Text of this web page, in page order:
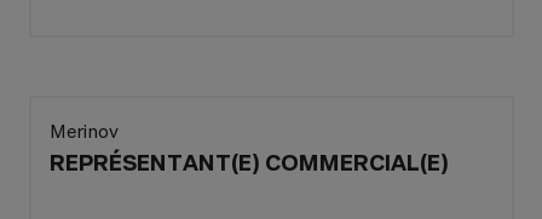
Merinov
REPRÉSENTANT(E) COMMERCIAL(E)